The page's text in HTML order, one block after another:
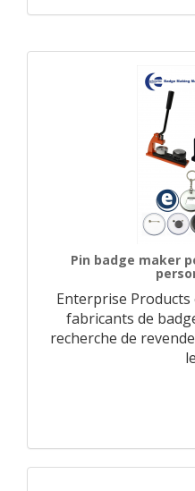
Pin badge maker
Enterprise
fabricants de
recherche de